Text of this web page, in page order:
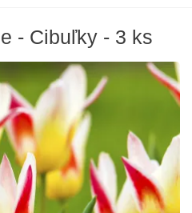
- Cibuľky - 3 ks